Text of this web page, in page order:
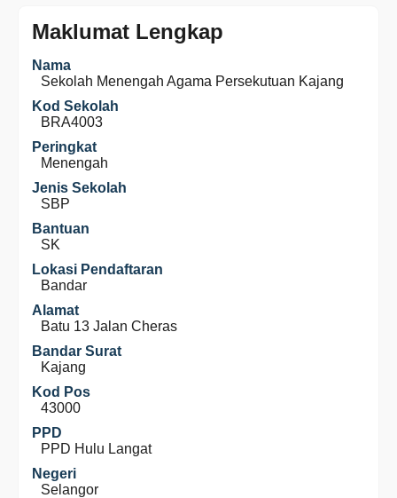
Maklumat Lengkap
Nama
Sekolah Menengah Agama Persekutuan Kajang
Kod Sekolah
BRA4003
Peringkat
Menengah
Jenis Sekolah
SBP
Bantuan
SK
Lokasi Pendaftaran
Bandar
Alamat
Batu 13 Jalan Cheras
Bandar Surat
Kajang
Kod Pos
43000
PPD
PPD Hulu Langat
Negeri
Selangor